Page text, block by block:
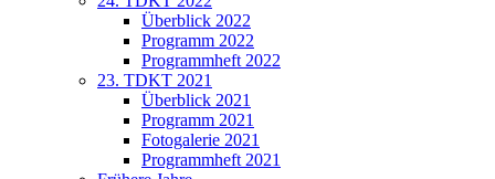
Überblick 2022
Programm 2022
Programmheft 2022
23. TDKT 2021
Überblick 2021
Programm 2021
Fotogalerie 2021
Programmheft 2021